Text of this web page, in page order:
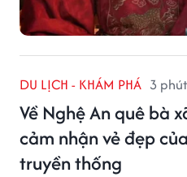
DU LỊCH - KHÁM PHÁ 3
Về Nghệ An quê bà
cảm nhận vẻ đẹp
truyền thống